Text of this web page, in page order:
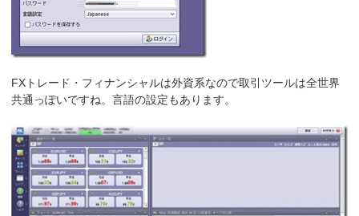
FXトレード・フィナンシャルは外資系なので取引ツールは全世界
共通っぽいですね。言語の設定もあります。